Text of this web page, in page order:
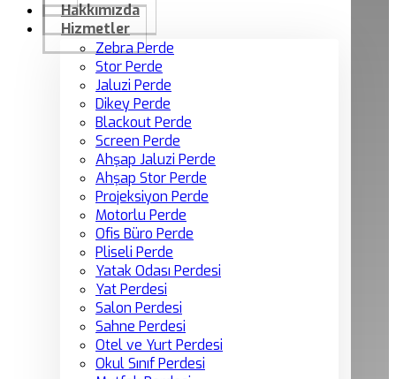
Hakkımızda
Hizmetler
Zebra Perde
Stor Perde
Jaluzi Perde
Dikey Perde
Blackout Perde
Screen Perde
Ahşap Jaluzi Perde
Ahşap Stor Perde
Projeksiyon Perde
Motorlu Perde
Ofis Büro Perde
Pliseli Perde
Yatak Odası Perdesi
Yat Perdesi
Salon Perdesi
Sahne Perdesi
Otel ve Yurt Perdesi
Okul Sınıf Perdesi